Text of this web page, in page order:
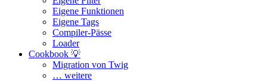
Eigene Funktionen
Eigene Tags
Compiler-Pässe
Loader
Cookbook 💡
Migration von Twig
… weitere